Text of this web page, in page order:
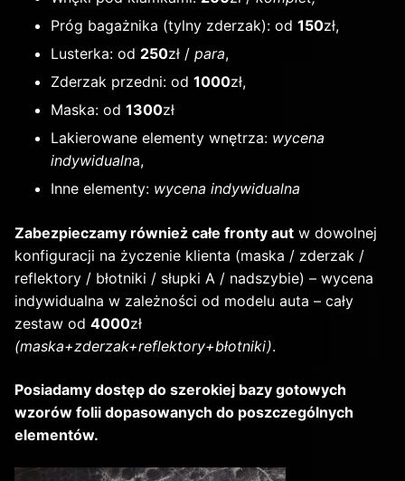
Próg bagażnika (tylny zderzak): od 150zł,
Lusterka: od 250zł / para,
Zderzak przedni: od 1000zł,
Maska: od 1300zł
Lakierowane elementy wnętrza: wycena
indywidualna,
Inne elementy: wycena indywidualna
Zabezpieczamy również całe fronty aut w dowolnej
konfiguracji na życzenie klienta (maska / zderzak /
reflektory / błotniki / słupki A / nadszybie) – wycena
indywidualna w zależności od modelu auta – cały
zestaw od 4000zł
(maska+zderzak+reflektory+błotniki).
Posiadamy dostęp do szerokiej bazy gotowych
wzorów folii dopasowanych do poszczególnych
elementów.